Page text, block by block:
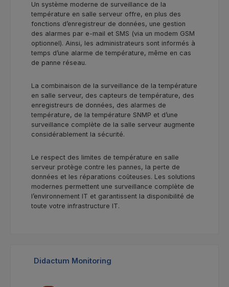
Un système moderne de surveillance de la
température en salle serveur offre, en plus des
fonctions d’enregistreur de données, une gestion
des alarmes par e-mail et SMS (via un modem GSM
optionnel). Ainsi, les administrateurs sont informés à
temps d’une alarme de température, même en cas
de panne réseau.
La combinaison de la surveillance de la température
en salle serveur, des capteurs de température, des
enregistreurs de données, des alarmes de
température, de la température SNMP et d’une
surveillance complète de la salle serveur augmente
considérablement la sécurité.
Le respect des limites de température en salle
serveur protège contre les pannes, la perte de
données et les réparations coûteuses. Les solutions
modernes permettent une surveillance complète de
l’environnement IT et garantissent la disponibilité de
toute votre infrastructure IT.
Ignorer la galerie de produits
Didactum Monitoring